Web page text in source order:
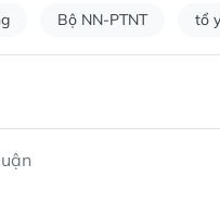
Bộ NN-PTNT tổ